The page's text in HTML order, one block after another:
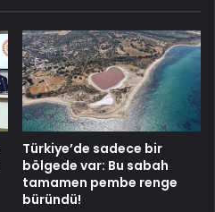
Türkiye’de sadece bir
bölgede var: Bu sabah
tamamen pembe renge
büründü!